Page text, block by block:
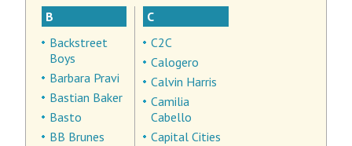
B
Backstreet
Boys
Barbara Pravi
Bastian Baker
Basto
BB Brunes
C
C2C
Calogero
Calvin Harris
Camilia
Cabello
Capital Cities